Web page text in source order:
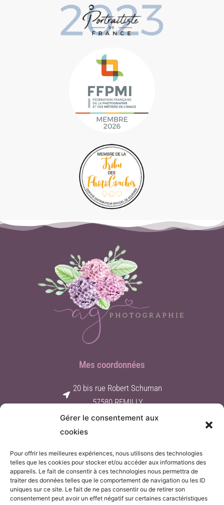
Gérer le consentement aux
cookies
Pour offrir les meilleures expériences, nous utilisons des technologies
telles que les cookies pour stocker et/ou accéder aux informations des
appareils. Le fait de consentir à ces technologies nous permettra de
traiter des données telles que le comportement de navigation ou les ID
uniques sur ce site. Le fait de ne pas consentir ou de retirer son
consentement peut avoir un effet négatif sur certaines caractéristiques
Mes coordonnées
20 bis rue Robert Schuman
57580 REMILLY
Suivez-moi
F
a
c
I
n
s